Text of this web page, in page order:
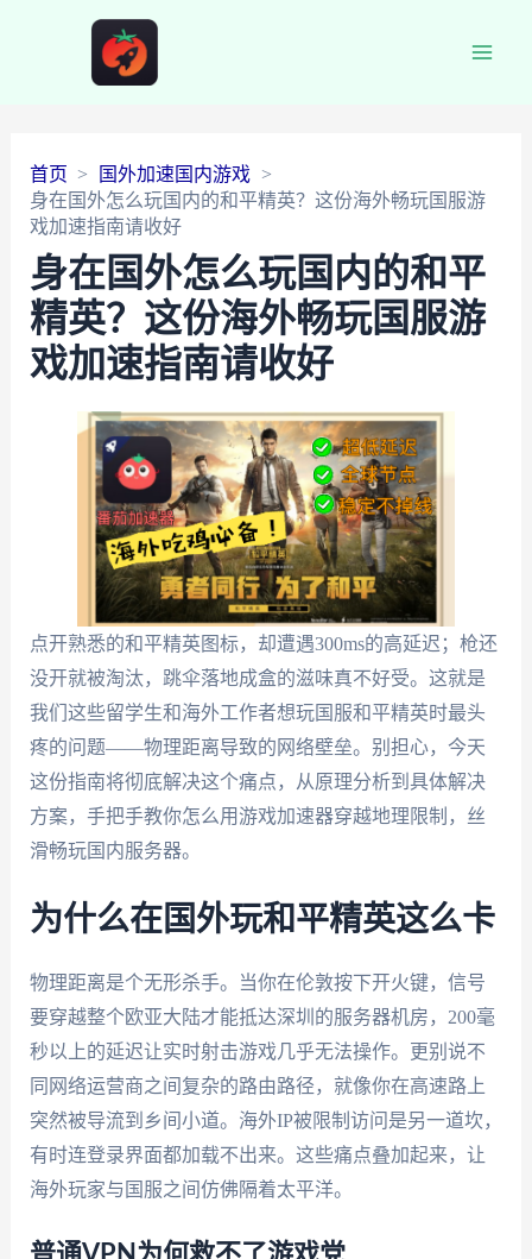
首页
国外加速国内游戏
身在国外怎么玩国内的和平精英？这份海外畅玩国服游
戏加速指南请收好
身在国外怎么玩国内的和平
精英？这份海外畅玩国服游
戏加速指南请收好
点开熟悉的和平精英图标，却遭遇300ms的高延迟；枪还
没开就被淘汰，跳伞落地成盒的滋味真不好受。这就是
我们这些留学生和海外工作者想玩国服和平精英时最头
疼的问题——物理距离导致的网络壁垒。别担心，今天
这份指南将彻底解决这个痛点，从原理分析到具体解决
方案，手把手教你怎么用游戏加速器穿越地理限制，丝
滑畅玩国内服务器。
为什么在国外玩和平精英这么卡
物理距离是个无形杀手。当你在伦敦按下开火键，信号
要穿越整个欧亚大陆才能抵达深圳的服务器机房，200毫
秒以上的延迟让实时射击游戏几乎无法操作。更别说不
同网络运营商之间复杂的路由路径，就像你在高速路上
突然被导流到乡间小道。海外IP被限制访问是另一道坎，
有时连登录界面都加载不出来。这些痛点叠加起来，让
海外玩家与国服之间仿佛隔着太平洋。